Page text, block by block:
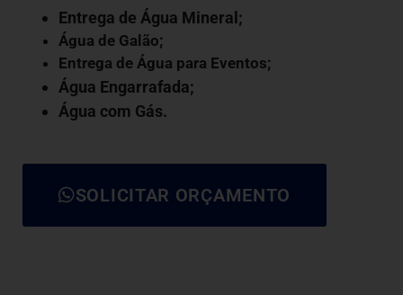
Entrega de Água Mineral;
Água de Galão;
Entrega de Água para Eventos;
Água Engarrafada;
Água com Gás.
SOLICITAR ORÇAMENTO